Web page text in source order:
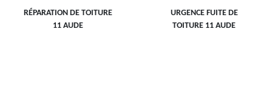
RÉPARATION DE TOITURE
11 AUDE
URGENCE FUITE DE
TOITURE 11 AUDE